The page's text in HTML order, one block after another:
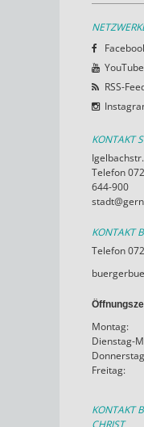
YouTube
RSS-
KONTAKT
Telefon
644-900
KONTAKT
Telefon
Montag:
Dienstag-
Freitag:
KONTAKT
CHRIST